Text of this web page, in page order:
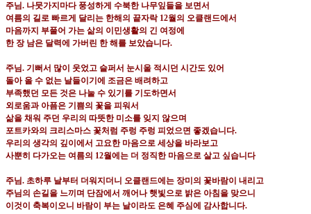
주님. 나뭇가지마다 풍성하게 수북한 나무잎들을 보면서
여름의 길로 빠르게 달리는 한해의 끝자락12월의 오클랜드에서
마음까지 부풀어 가는 삶의 이민생활의 긴 여정에
한 장 남은 달력에 가버린 한 해를 보았습니다.
주님. 기뻐서 많이 웃었고 슬퍼서 눈시울 적시던 시간도 있어
돌아 올 수 없는 날들이기에 조금은 배려하고
부족했던 모든 것은 나눌 수 있기를 기도하면서
외로움과 아픔은 기쁨의 꽃을 피워서
삶을 채워 주던 우리의 따뜻한 미소를 잊지 않으며
포트카와의 크리스마스 꽃처럼 주렁 주렁 피었으면 좋겠습니다.
우리의 생각의 깊이에서 고요한 마음으로 세상을 바라보고
사뿐히 다가오는 여름의 12월에는 더 정직한 마음으로 살고 싶습니다
주님. 초하루 날부터 더워지더니 오클랜드에는 장미의 꽃바람이 내리고
주님의 손길을 느끼며 단잠에서 깨어나 햇빛으로 밝은 아침을 맞으니
이것이 축복이오니 바람이 부는 날이라도 은혜 주심에 감사합니다.